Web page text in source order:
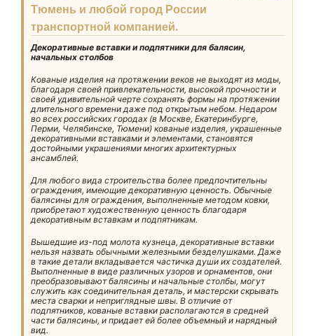
Тюмень и любой город России
транспортной компанией.
Декоративные вставки и подпятники для балясин,
начальных столбов
Кованые изделия на протяжении веков не выходят из моды,
благодаря своей привлекательности, высокой прочности и
своей удивительной черте сохранять формы на протяжении
длительного времени даже под открытым небом. Недаром
во всех российских городах (в Москве, Екатеринбурге,
Перми, Челябинске, Тюмени) кованые изделия, украшенные
декоративными вставками и элементами, становятся
достойными украшениями многих архитектурных
ансамблей.
Для любого вида строительства более предпочтительны
ограждения, имеющие декоративную ценность. Обычные
балясины для ограждения, выполненные методом ковки,
приобретают художественную ценность благодаря
декоративным вставкам и подпятникам.
Вышедшие из-под молота кузнеца, декоративные вставки
нельзя назвать обычными железными безделушками. Даже
в такие детали вкладывается частичка души их создателей.
Выполненные в виде различных узоров и орнаментов, они
преобразовывают балясины и начальные столбы, могут
служить как соединительная деталь, и мастерски скрывать
места сварки и неприглядные швы. В отличие от
подпятников, кованые вставки располагаются в средней
части балясины, и придает ей более объемный и нарядный
вид.